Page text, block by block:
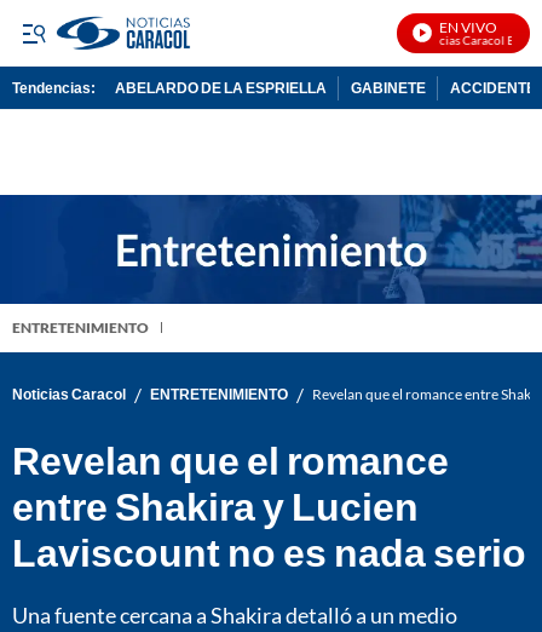
EN VIVO
Noticias Caracol En Vivo
Tendencias: ABELARDO DE LA ESPRIELLA GABINETE ACCIDENTE
ENTRETENIMIENTO
Noticias Caracol / ENTRETENIMIENTO / Revelan que el romance entre
Revelan que el romance
entre Shakira y Lucien
Laviscount no es nada serio
Una fuente cercana a Shakira detalló a un medio